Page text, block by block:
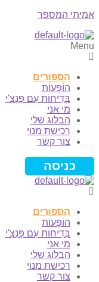
אמיתי המספר
Menu
הַסִּפּוּרִים
הוֹפָעוֹת
בְּדִיחוֹת עִם פַּנְצִ'י
מי אני
הבלוג שלי
רכישת מנוי
צור קשר
כניסה
הַסִּפּוּרִים
הוֹפָעוֹת
בְּדִיחוֹת עִם פַּנְצִ'י
מי אני
הבלוג שלי
רכישת מנוי
צור קשר